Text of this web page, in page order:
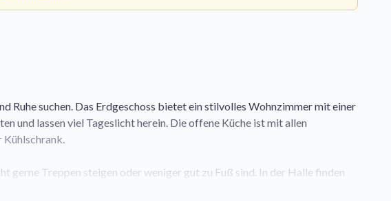
Ruhe suchen. Das Erdgeschoss bietet ein stilvolles Wohnzimmer mit einer
und lassen viel Tageslicht herein. Die offene Küche ist mit allen
Kühlschrank.
gerne Treppen steigen oder weniger gut zu Fuß sind. In der Halle finden